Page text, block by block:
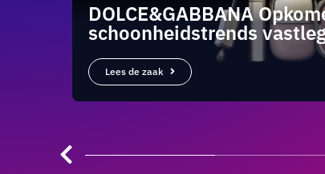
DOLCE&GABBANA
schoonheidstrends
Lees de zaak